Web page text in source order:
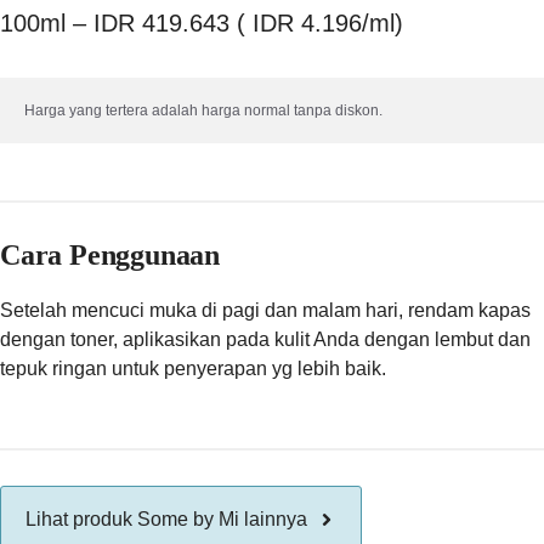
100ml – IDR 419.643 ( IDR 4.196/ml)
Harga yang tertera adalah harga normal tanpa diskon.
Cara Penggunaan
Setelah mencuci muka di pagi dan malam hari, rendam kapas
dengan toner, aplikasikan pada kulit Anda dengan lembut dan
tepuk ringan untuk penyerapan yg lebih baik.
Lihat produk Some by Mi lainnya